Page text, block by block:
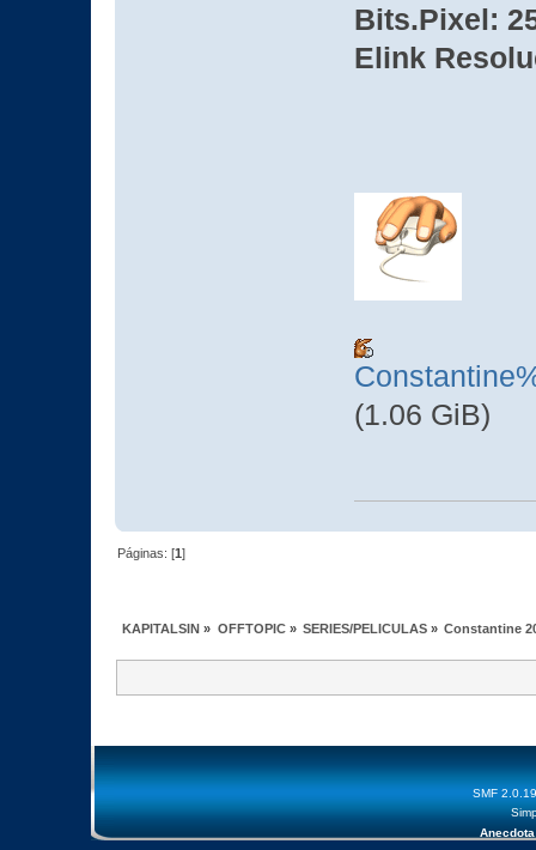
Bits.Pixel:
Elink
(1.06 GiB)
Páginas: [1]
KAPITALSIN » OFFTOPIC» SERIES/PELICULAS» Constantine
SMF 2.0.19
Anecdota